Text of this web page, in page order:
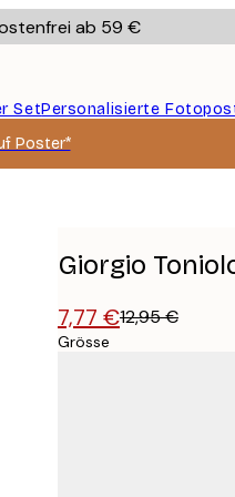
ab 59 €
SetPersonalisierte
Poster*
Giorgio
7,77 €12,95 €
Grösse